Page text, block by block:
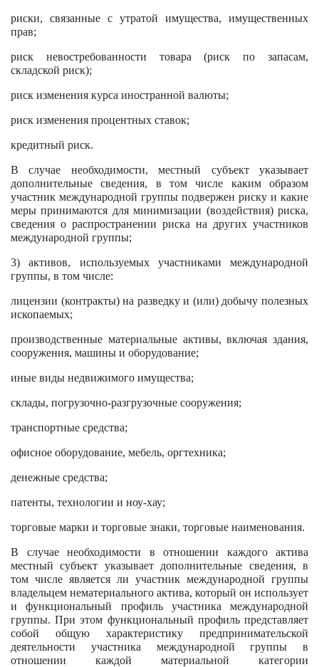
риски, связанные с утратой имущества, имущественных
прав;
риск невостребованности товара (риск по запасам,
складской риск);
риск изменения курса иностранной валюты;
риск изменения процентных ставок;
кредитный риск.
В случае необходимости, местный субъект указывает
дополнительные сведения, в том числе каким образом
участник международной группы подвержен риску и какие
меры принимаются для минимизации (воздействия) риска,
сведения о распространении риска на других участников
международной группы;
3) активов, используемых участниками международной
группы, в том числе:
лицензии (контракты) на разведку и (или) добычу полезных
ископаемых;
производственные материальные активы, включая здания,
сооружения, машины и оборудование;
иные виды недвижимого имущества;
склады, погрузочно-разгрузочные сооружения;
транспортные средства;
офисное оборудование, мебель, оргтехника;
денежные средства;
патенты, технологии и ноу-хау;
торговые марки и торговые знаки, торговые наименования.
В случае необходимости в отношении каждого актива
местный субъект указывает дополнительные сведения, в
том числе является ли участник международной группы
владельцем нематериального актива, который он использует
и функциональный профиль участника международной
группы. При этом функциональный профиль представляет
собой общую характеристику предпринимательской
деятельности участника международной группы в
отношении каждой материальной категории